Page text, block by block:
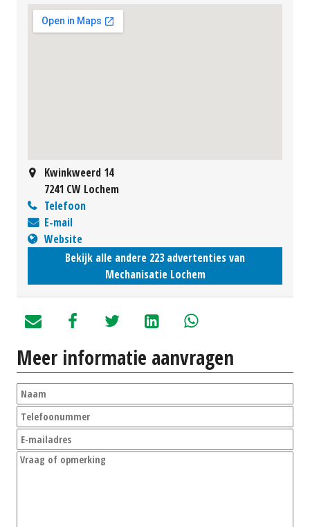
Kwinkweerd 14
7241 CW Lochem
Telefoon
E-mail
Website
Bekijk alle andere 223 advertenties van
Mechanisatie Lochem
Meer informatie aanvragen